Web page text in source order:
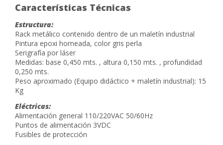
Características Técnicas
Estructura:
Rack metálico contenido dentro de un maletín industrial
Pintura epoxi horneada, color gris perla
Serigrafía por láser
Medidas: base 0,450 mts. , altura 0,150 mts. , profundidad
0,250 mts.
Peso aproximado (Equipo didáctico + maletín industrial): 15
Kg
Eléctricas:
Alimentación general 110/220VAC 50/60Hz
Puntos de alimentación 3VDC
Fusibles de protección